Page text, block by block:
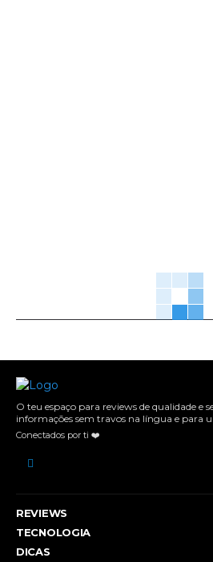
O teu espaço para reviews de qualidade e
informações sem travos na língua e para
Conectados por ti ❤️
REVIEWS
TECNOLOGIA
DICAS